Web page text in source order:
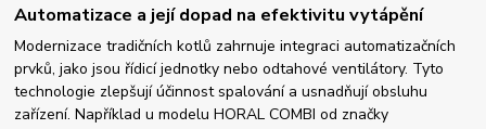
Automatizace a její dopad na efektivitu vytápění
Modernizace tradičních kotlů zahrnuje integraci automatizačních
prvků, jako jsou řídicí jednotky nebo odtahové ventilátory. Tyto
technologie zlepšují účinnost spalování a usnadňují obsluhu
zařízení. Například u modelu HORAL COMBI od značky